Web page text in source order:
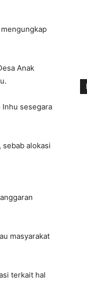
Anak
Inhu sesegara
sebab alokasi
masyarakat
terkait hal